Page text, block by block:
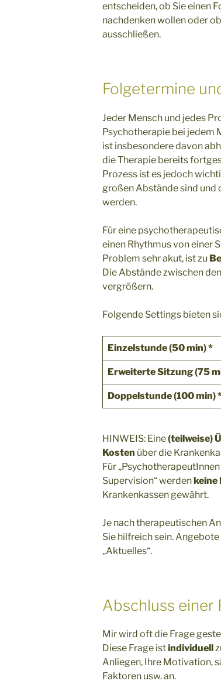
entscheiden, ob Sie einen
nachdenken wollen oder
ausschließen.
Folgetermine
Jeder Mensch und jedes
Psychotherapie bei jedem
ist insbesondere davon
die Therapie bereits
Prozess ist es jedoch
großen Abstände sind und
werden.
Für eine
einen Rhythmus von einer
Problem sehr akut, ist zu
Die Abstände zwischen
vergrößern.
Folgende Settings bieten
Einzelstunde (50 min) *
Erweiterte Sitzung (75
Doppelstunde (100 min)
HINWEIS: Eine(teilweise)
Kosten über die
Für
Supervision“ werdenkeine
Krankenkassen gewährt.
Je nach therapeutischen
Sie hilfreich sein.
„Aktuelles“.
Abschluss einer
Mir wird oft die Frage
Diese Frage istindividuell
Anliegen, Ihre Motivation,
Faktoren usw. an.